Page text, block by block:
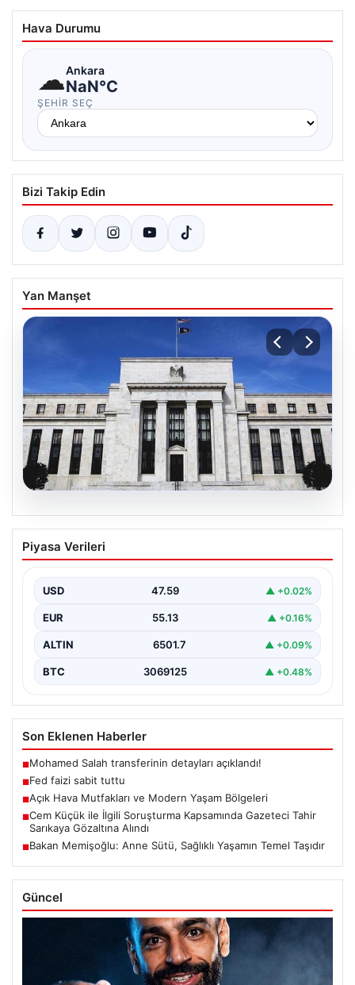
Hava Durumu
☁Ankara
NaN°C
ŞEHIR SEÇ
Bizi Takip Edin
Yan Manşet
04.08.2026
Fed faizi sabit tuttu
Piyasa Verileri
USD 47.59 ▲ +0.02%
EUR 55.13 ▲ +0.16%
ALTIN 6501.7 ▲ +0.09%
BTC 3069125 ▲ +0.48%
Son Eklenen Haberler
■Mohamed Salah transferinin detayları açıklandı!
■Fed faizi sabit tuttu
■Açık Hava Mutfakları ve Modern Yaşam Bölgeleri
■Cem Küçük ile İlgili Soruşturma Kapsamında Gazeteci Tahir
Sarıkaya Gözaltına Alındı
■Bakan Memişoğlu: Anne Sütü, Sağlıklı Yaşamın Temel Taşıdır
Güncel